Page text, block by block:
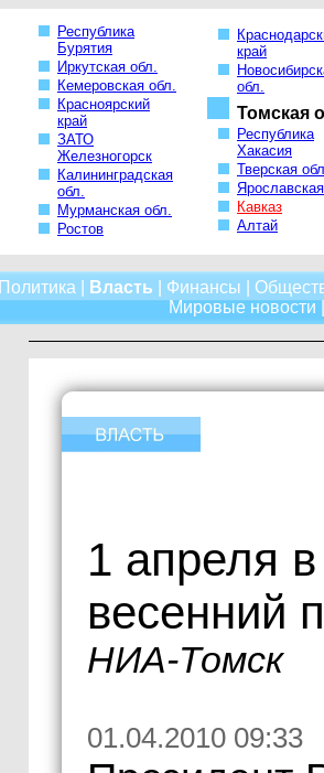
Республика
Бурятия
Иркутская обл.
Кемеровская обл.
Красноярский
край
ЗАТО
Железногорск
Калининградская
обл.
Мурманская обл.
Ростов
край
обл.
Томская
Республика
Хакасия
Тверская
Кавказ
Алтай
Политика Власть Финансы
Мировые новости
1 апреля
весенний
НИА-Томск
01.04.2010 09:33